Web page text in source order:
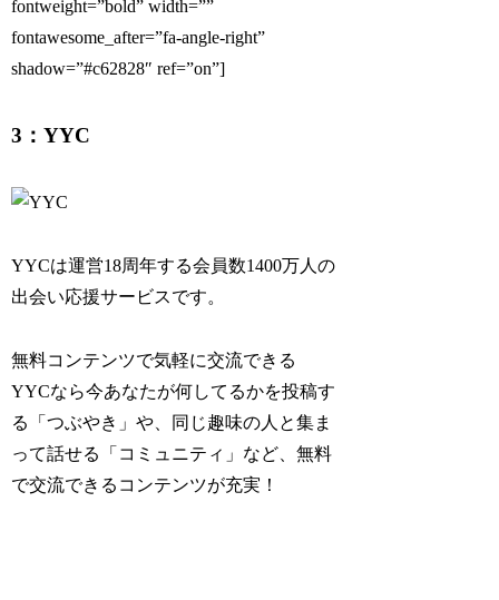
fontweight=”bold” width=””
fontawesome_after=”fa-angle-right”
shadow=”#c62828″ ref=”on”]
3：YYC
YYCは運営18周年する会員数1400万人の
出会い応援サービスです。
無料コンテンツで気軽に交流できる
YYCなら今あなたが何してるかを投稿す
る「つぶやき」や、同じ趣味の人と集ま
って話せる「コミュニティ」など、無料
で交流できるコンテンツが充実！